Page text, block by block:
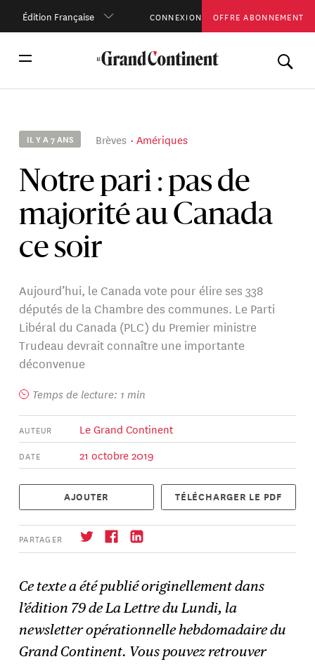
Édition Française CONNEXION OFFRE ABONNEMENT
IL Y A 7 ANS Brèves Amériques
Notre pari : pas de
majorité au Canada
ce soir
Aujourd’hui, le Canada vote pour élire ses 338
députés de la Chambre des communes. Le Parti
Libéral du Canada (PLC) du Premier ministre
Trudeau devrait connaître une importante
déconvenue
Temps de lecture: 1 min
AUTEUR Le Grand Continent
DATE 21 octobre 2019
AJOUTER TÉLÉCHARGER LE PDF
PARTAGER
→ S'abonner
Ce texte a été publié originellement dans
l’édition 79 de La Lettre du Lundi, la
newsletter opérationnelle hebdomadaire du
Grand Continent. Vous pouvez retrouver